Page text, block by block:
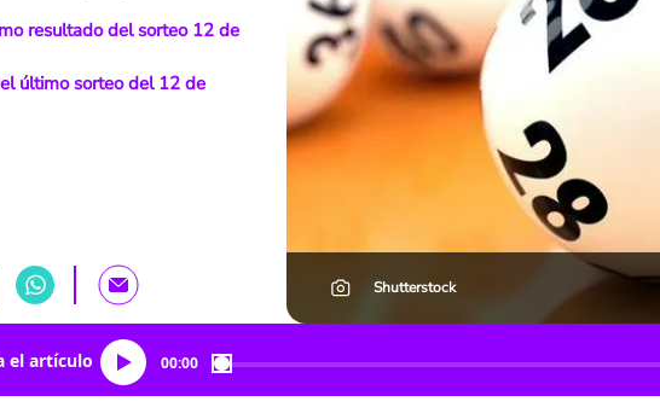
resultado del sorteo 12 de
último sorteo del 12 de
Shutterstock
el artículo 00:00